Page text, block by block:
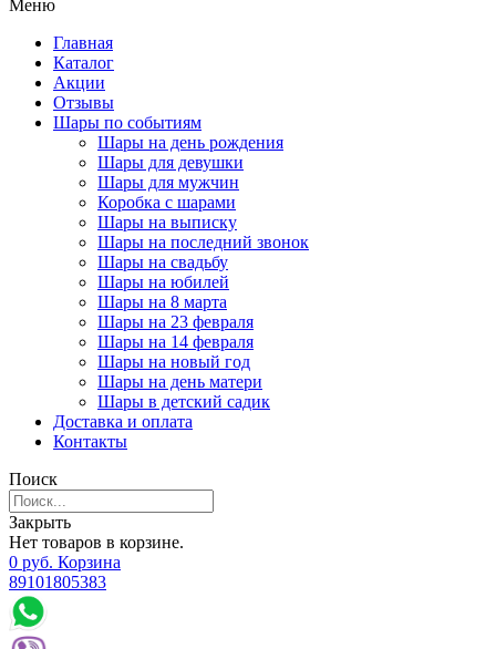
Меню
Главная
Каталог
Акции
Отзывы
Шары по событиям
Шары на день рождения
Шары для девушки
Шары для мужчин
Коробка с шарами
Шары на выписку
Шары на последний звонок
Шары на свадьбу
Шары на юбилей
Шары на 8 марта
Шары на 23 февраля
Шары на 14 февраля
Шары на новый год
Шары на день матери
Шары в детский садик
Доставка и оплата
Контакты
Поиск
Закрыть
Нет товаров в корзине.
0 руб. Корзина
89101805383